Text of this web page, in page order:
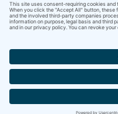
NOTRUFE & HOTLINES
STADTANZEIGER
PRESSE